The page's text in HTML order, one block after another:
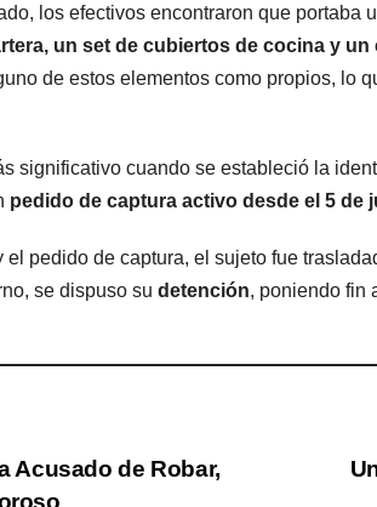
los efectivos encontraron que portaba
un set de cubiertos de cocina y
de estos elementos como propios, lo
significativo cuando se estableció la
pedido de captura activo desde el 5 de
el pedido de captura, el sujeto fue
se dispuso su detención, poniendo fin
Acusado de Robar,